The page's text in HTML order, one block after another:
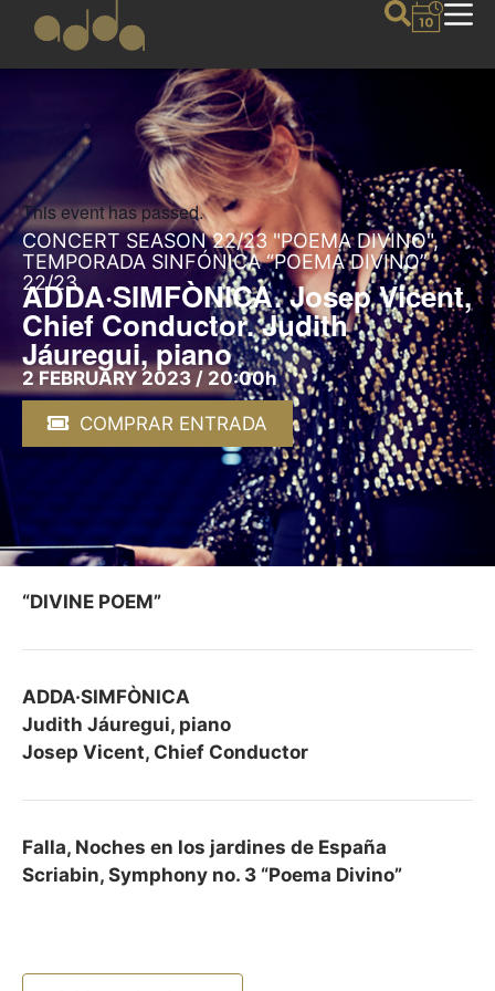
This event has passed.
CONCERT SEASON 22/23 "POEMA DIVINO",
TEMPORADA SINFÓNICA “POEMA DIVINO”
22/23
ADDA·SIMFÒNICA. Josep Vicent,
Chief Conductor. Judith
Jáuregui, piano
2 FEBRUARY 2023 / 20:00h
COMPRAR ENTRADA
“DIVINE POEM”
ADDA·SIMFÒNICA
Judith Jáuregui, piano
Josep Vicent, Chief Conductor
Falla, Noches en los jardines de España
Scriabin, Symphony no. 3 “Poema Divino”